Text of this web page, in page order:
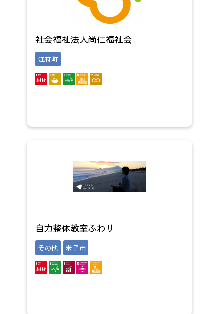
社会福祉法人尚仁福祉会
江府町
自力整体教室ふわり
その他 米子市